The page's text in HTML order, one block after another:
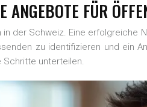
FÜR
der Schweiz. Eine erfolgreiche
zu identifizieren und ein
Schritte unterteilen.